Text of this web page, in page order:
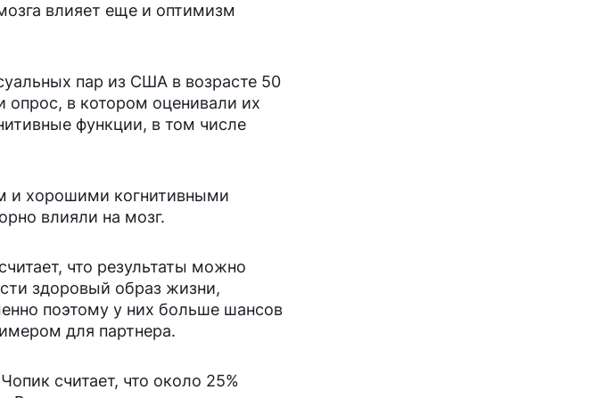
влияет еще и оптимизм
пар из США в возрасте 50
опрос, в котором оценивали их
функции, в том числе
и хорошими когнитивными
влияли на мозг.
что результаты можно
здоровый образ жизни,
поэтому у них больше шансов
для партнера.
считает, что около 25%